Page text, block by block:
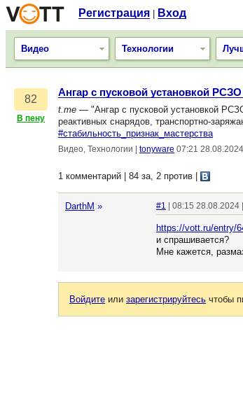
Регистрация Вход
Видео Технологии
82
В пену
Ангар с пусковой установкой
t.me — "Ангар с пусковой установкой
реактивных снарядов, транспортно-
#стабильность_признак_мастерства
Видео, Технологии tonyware 07:21 28.08.2024
1 комментарий | 84 за, 2 против
DarthM » #1 | 08:15
https://vott.ru/entry/
и спрашивается?
Мне кажется,
Войдите или зарегистрируйтесь чтобы